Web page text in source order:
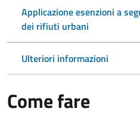
Applicazione esenzioni a
dei rifiuti urbani
Ulteriori informazioni
Come fare